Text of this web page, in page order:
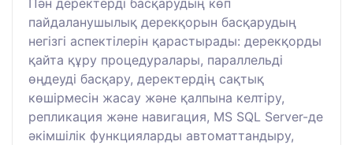
Пән деректерді басқарудың көп
пайдаланушылық дерекқорын басқарудың
негізгі аспектілерін қарастырады: дерекқорды
қайта құру процедуралары, параллельді
өңдеуді басқару, деректердің сақтық
көшірмесін жасау және қалпына келтіру,
репликация және навигация, MS SQL Server-де
әкімшілік функцияларды автоматтандыру,